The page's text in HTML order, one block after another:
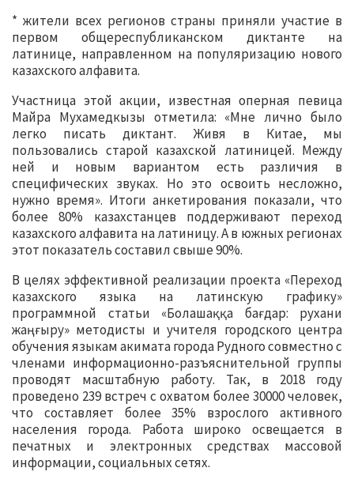
* жители всех регионов страны приняли участие в
первом общереспубликанском диктанте на
латинице, направленном на популяризацию нового
казахского алфавита.
Участница этой акции, известная оперная певица
Майра Мухамедкызы отметила: «Мне лично было
легко писать диктант. Живя в Китае, мы
пользовались старой казахской латиницей. Между
ней и новым вариантом есть различия в
специфических звуках. Но это освоить несложно,
нужно время». Итоги анкетирования показали, что
более 80% казахстанцев поддерживают переход
казахского алфавита на латиницу. А в южных регионах
этот показатель составил свыше 90%.
В целях эффективной реализации проекта «Переход
казахского языка на латинскую графику»
программной статьи «Болашаққа бағдар: рухани
жаңғыру» методисты и учителя городского центра
обучения языкам акимата города Рудного совместно с
членами информационно-разъяснительной группы
проводят масштабную работу. Так, в 2018 году
проведено 239 встреч с охватом более 30000 человек,
что составляет более 35% взрослого активного
населения города. Работа широко освещается в
печатных и электронных средствах массовой
информации, социальных сетях.